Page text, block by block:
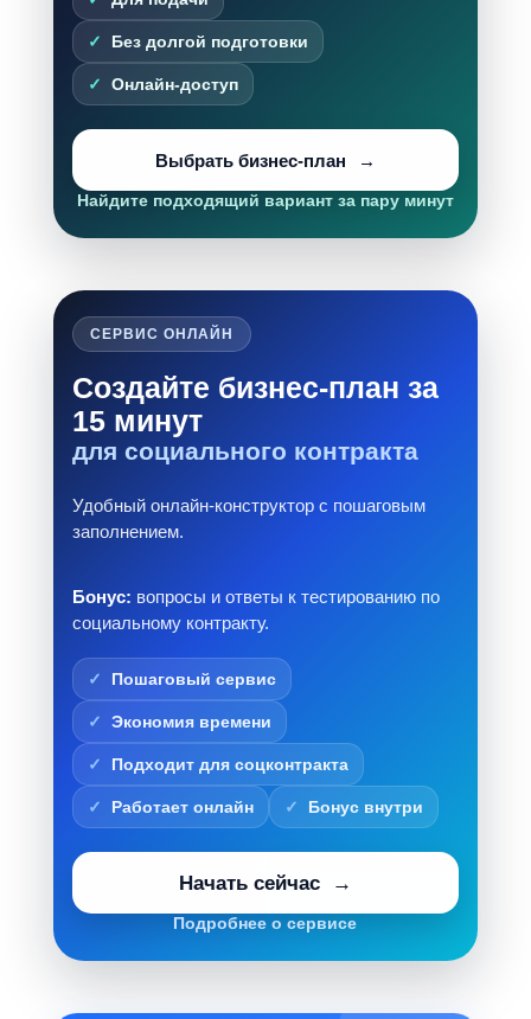
Без долгой подготовки
Онлайн-доступ
Выбрать бизнес-план
Найдите подходящий вариант за пару минут
СЕРВИС ОНЛАЙН
Создайте бизнес-план за
15 минут
для социального контракта
Удобный онлайн-конструктор с пошаговым
заполнением.
Бонус: вопросы и ответы к тестированию по
социальному контракту.
Пошаговый сервис
Экономия времени
Подходит для соцконтракта
Работает онлайн Бонус внутри
Начать сейчас
Подробнее о сервисе